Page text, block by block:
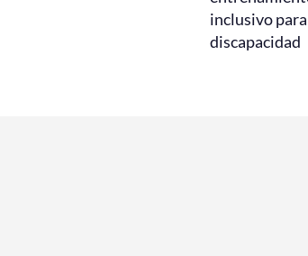
inclusivo
discapacidad